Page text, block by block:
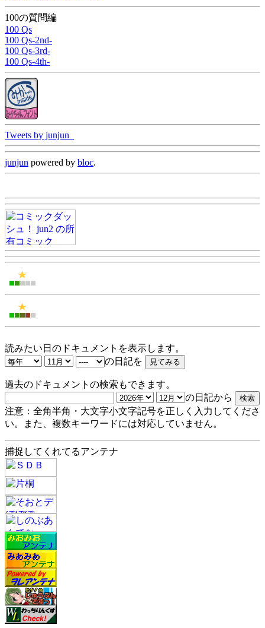
100の質問編
100 Qs
100 Qs-2nd-
100 Qs-3rd-
100 Qs-4th-
Tweets by junjun_
junjun powered by bloc.
読みたい日のドキュメントを表示します。
の日記を
過去のドキュメントの検索もできます。
の日記から
注意：全角半角・大文字小文字記号を正しく入力してくださ
い。また、複数キーワードには対応していません。
捕捉してくれてるアンテナ